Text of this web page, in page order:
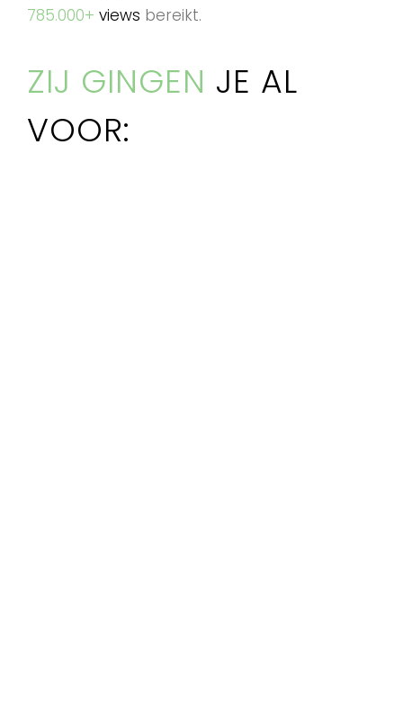
785.000+ views bereikt.
ZIJ GINGEN JE AL
VOOR: